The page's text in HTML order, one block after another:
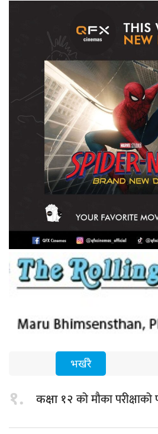
भर्खरै
१. कक्षा १२को मौका